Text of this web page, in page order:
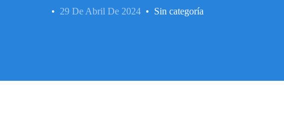
Instalación de telecomunicaciones
29 De Abril De 2024 Sin categoría